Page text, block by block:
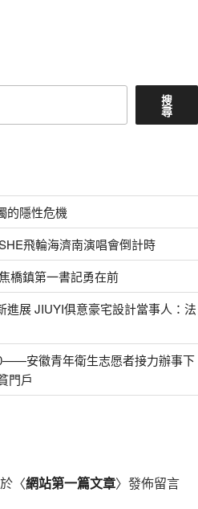
搜
尋
的隱性危機
飛輪海濟南演唱會倒計時
橋鎮第一書記勇在前
進展 JIUYI俱意豪宅設計當事人：法
安徽青年衛生志愿者接力辦事下
門戶
〈網站第一篇文章〉發佈留言